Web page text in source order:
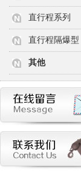
直行程系列
直行程隔爆型
其他